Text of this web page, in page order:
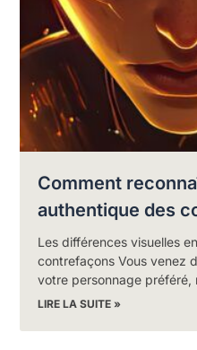
Comment
authentique des
Les différences visuelles
contrefaçons Vous venez
votre personnage préféré,
LIRE LA SUITE »